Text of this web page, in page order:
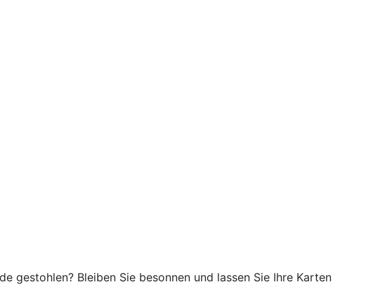
gestohlen? Bleiben Sie besonnen und lassen Sie Ihre Karten